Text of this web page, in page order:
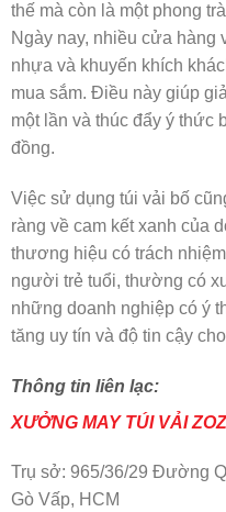
thế mà còn là một phong
Ngày nay, nhiều cửa hàng
nhựa và khuyến khích
mua sắm. Điều này giúp
một lần và thúc đẩy ý thức
đồng.
Việc sử dụng túi vải bố
ràng về cam kết xanh của
thương hiệu có trách
người trẻ tuổi, thường có
những doanh nghiệp có ý
tăng uy tín và độ tin cậy
Thông tin liên lạc:
XƯỞNG MAY TÚI VẢI
Trụ sở: 965/36/29 Đường
Gò Vấp, HCM